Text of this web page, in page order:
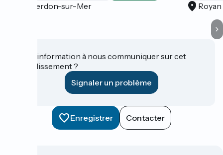
Le Verdon-sur-Mer Royan
Une information à nous communiquer sur cet
établissement ?
Signaler un problème
Enregistrer Contacter